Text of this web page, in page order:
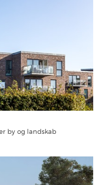
by og landskab
der forskyder sig i
en inviterende
er ens, men de mange